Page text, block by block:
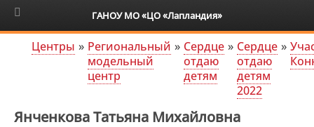
6+
Центры » Региональный
модельный
центр
» Сердце
отдаю
детям
» Сердце
отдаю
детям
2022
»
Янченкова Татьяна Михайловна
ГАНОУ МО «ЦО «Лапландия»